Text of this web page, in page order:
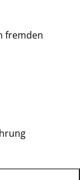
fremden